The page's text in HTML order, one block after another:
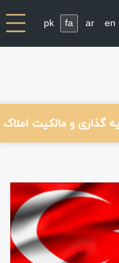
en
ar
fa
pk
گذاری و مالکیت